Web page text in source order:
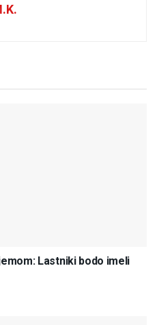
Lastniki bodo imeli